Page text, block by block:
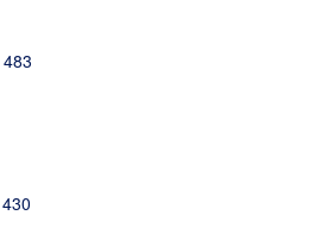
483
430